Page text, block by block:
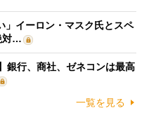
」イーロン・マスク氏とスペ
対…
銀行、商社、ゼネコンは最高
一覧を見る